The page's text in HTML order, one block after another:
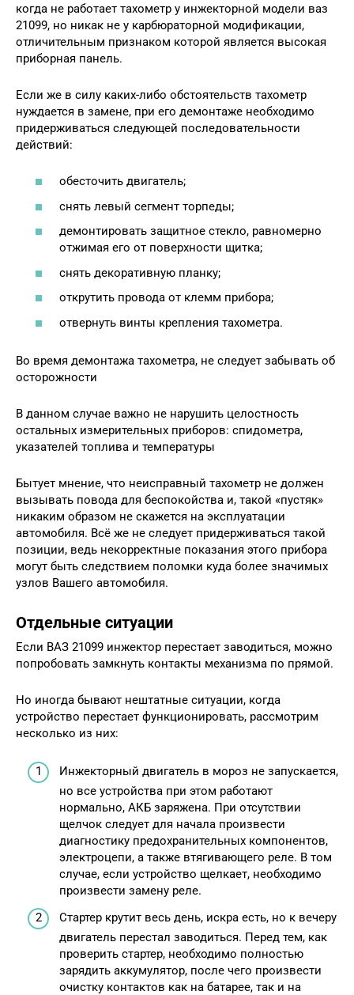
когда не работает тахометр у инжекторной модели ваз
21099, но никак не у карбюраторной модификации,
отличительным признаком которой является высокая
приборная панель.
Если же в силу каких-либо обстоятельств тахометр
нуждается в замене, при его демонтаже необходимо
придерживаться следующей последовательности
действий:
обесточить двигатель;
снять левый сегмент торпеды;
демонтировать защитное стекло, равномерно
отжимая его от поверхности щитка;
снять декоративную планку;
открутить провода от клемм прибора;
отвернуть винты крепления тахометра.
Во время демонтажа тахометра, не следует забывать об
осторожности
В данном случае важно не нарушить целостность
остальных измерительных приборов: спидометра,
указателей топлива и температуры
Бытует мнение, что неисправный тахометр не должен
вызывать повода для беспокойства и, такой «пустяк»
никаким образом не скажется на эксплуатации
автомобиля. Всё же не следует придерживаться такой
позиции, ведь некорректные показания этого прибора
могут быть следствием поломки куда более значимых
узлов Вашего автомобиля.
Отдельные ситуации
Если ВАЗ 21099 инжектор перестает заводиться, можно
попробовать замкнуть контакты механизма по прямой.
Но иногда бывают нештатные ситуации, когда
устройство перестает функционировать, рассмотрим
несколько из них:
Инжекторный двигатель в мороз не запускается,
но все устройства при этом работают
нормально, АКБ заряжена. При отсутствии
щелчок следует для начала произвести
диагностику предохранительных компонентов,
электроцепи, а также втягивающего реле. В том
случае, если устройство щелкает, необходимо
произвести замену реле.
Стартер крутит весь день, искра есть, но к вечеру
двигатель перестал заводиться. Перед тем, как
проверить стартер, необходимо полностью
зарядить аккумулятор, после чего произвести
очистку контактов как на батарее, так и на